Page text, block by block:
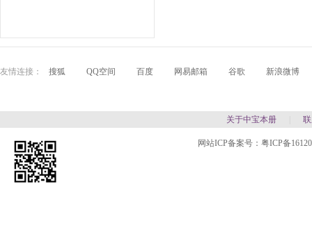
友情连接： 搜狐 QQ空间 百度 网易邮箱 谷歌 新浪微博
关于中宝本册
网站ICP备案号： 粤ICP备